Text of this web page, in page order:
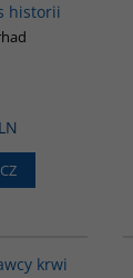
historii
krwi